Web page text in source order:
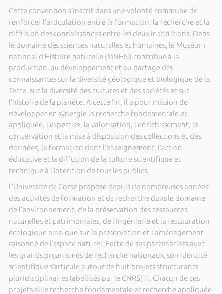
Cette convention s’inscrit dans une volonté commune de
renforcer l’articulation entre la formation, la recherche et la
diffusion des connaissances entre les deux institutions. Dans
le domaine des sciences naturelles et humaines, le Muséum
national d’Histoire naturelle (MNHN) contribue à la
production, au développement et au partage des
connaissances sur la diversité géologique et biologique de la
Terre, sur la diversité des cultures et des sociétés et sur
l’histoire de la planète. A cette fin, il a pour mission de
développer en synergie la recherche fondamentale et
appliquée, l’expertise, la valorisation, l’enrichissement, la
conservation et la mise à disposition des collections et des
données, la formation dont l’enseignement, l’action
éducative et la diffusion de la culture scientifique et
technique à l’intention de tous les publics.
L’Université de Corse propose depuis de nombreuses années
des activités de formation et de recherche dans le domaine
de l’environnement, de la préservation des ressources
naturelles et patrimoniales, de l’ingénierie et la restauration
écologique ainsi que sur la préservation et l’aménagement
raisonné de l’espace naturel. Forte de ses partenariats avec
les grands organismes de recherche nationaux, son identité
scientifique s’articule autour de huit projets structurants
pluridisciplinaires labellisés par le CNRS[1] . Chacun de ces
projets allie recherche fondamentale et recherche appliquée